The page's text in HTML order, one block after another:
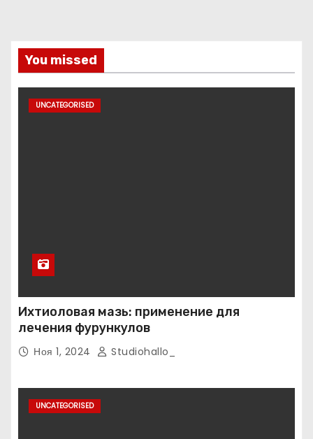
You missed
UNCATEGORISED
Ихтиоловая мазь: применение для
лечения фурункулов
Ноя 1, 2024 Studiohallo_
UNCATEGORISED